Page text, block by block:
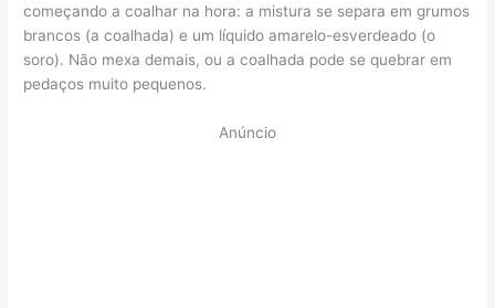
começando a coalhar na hora: a mistura se separa em grumos
brancos (a coalhada) e um líquido amarelo-esverdeado (o
soro). Não mexa demais, ou a coalhada pode se quebrar em
pedaços muito pequenos.
Anúncio